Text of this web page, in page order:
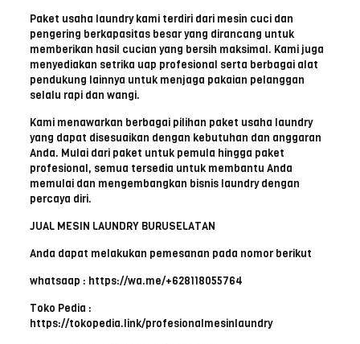
Paket usaha laundry kami terdiri dari mesin cuci dan
pengering berkapasitas besar yang dirancang untuk
memberikan hasil cucian yang bersih maksimal. Kami juga
menyediakan setrika uap profesional serta berbagai alat
pendukung lainnya untuk menjaga pakaian pelanggan
selalu rapi dan wangi.
Kami menawarkan berbagai pilihan paket usaha laundry
yang dapat disesuaikan dengan kebutuhan dan anggaran
Anda. Mulai dari paket untuk pemula hingga paket
profesional, semua tersedia untuk membantu Anda
memulai dan mengembangkan bisnis laundry dengan
percaya diri.
JUAL MESIN LAUNDRY BURUSELATAN
Anda dapat melakukan pemesanan pada nomor berikut
whatsaap : https://wa.me/+628118055764
Toko Pedia :
https://tokopedia.link/profesionalmesinlaundry